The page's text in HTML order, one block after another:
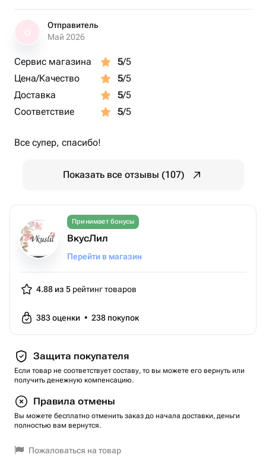
Отправитель
Май 2026
Сервис магазина 5/5
Цена/Качество
5/5
Доставка
5/5
Соответствие
5/5
Все супер, спасибо!
Показать все отзывы (107)
Принимает бонусы
ВкусЛил
Перейти в магазин
4.88 из 5 рейтинг товаров
383оценки • 238 покупок
Защита покупателя
Если товар не соответствует составу, то вы можете его вернуть или
получить денежную компенсацию.
Правила отмены
Вы можете бесплатно отменить заказ до начала доставки, деньги
полностью вам вернутся.
Пожаловаться на товар